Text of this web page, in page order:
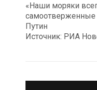
«Наши моряки
самоотверженные
Путин
Источник: РИА